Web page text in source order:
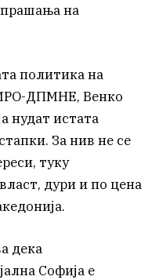
на
политика на
ДПМНЕ, Венко
нудат истата
За нив не се
туку
дури и по цена
дека
Софија е